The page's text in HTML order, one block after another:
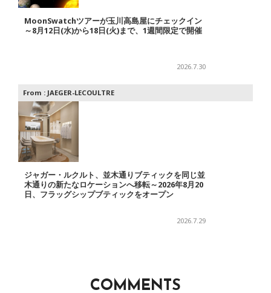
MoonSwatchツアーが玉川高島屋にチェックイン
～8月12日(水)から18日(火)まで、1週間限定で開催
2026.7.30
From : JAEGER-LECOULTRE
ジャガー・ルクルト、並木通りブティックを同じ並
木通りの新たなロケーションへ移転～2026年8月20
日、フラッグシップブティックをオープン
2026.7.29
COMMENTS